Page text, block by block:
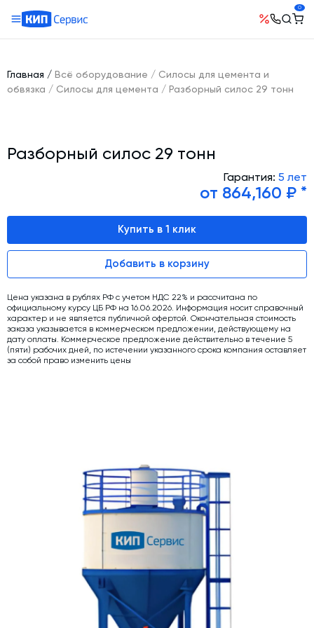
0
Бетонные заводы (БСУ, РБУ)
Шнековые транспортеры для цемента
Склады инертных материалов
Силосы для цемента и обвязка
Растариватели Биг-Бегов
Тепловое оборудование
Дозаторы для бетонных заводов
Затворы для силосов и дозаторов
Телескопические загрузчики
Промышленные вибраторы
Околопрессовочное оборудование
География поставок
Руководство
Сотрудничество
Новости
Главная / Всё оборудование / Силосы для цемента и
обвязка / Силосы для цемента / Разборный силос 29 тонн
Разборный силос 29 тонн
Гарантия: 5 лет
от 864,160 ₽ *
Купить в 1 клик
Добавить в корзину
Цена указана в рублях РФ с учетом НДС 22% и рассчитана по
официальному курсу ЦБ РФ на 16.06.2026. Информация носит справочный
характер и не является публичной офертой. Окончательная стоимость
заказа указывается в коммерческом предложении, действующему на
дату оплаты. Коммерческое предложение действительно в течение 5
(пяти) рабочих дней, по истечении указанного срока компания оставляет
за собой право изменить цены